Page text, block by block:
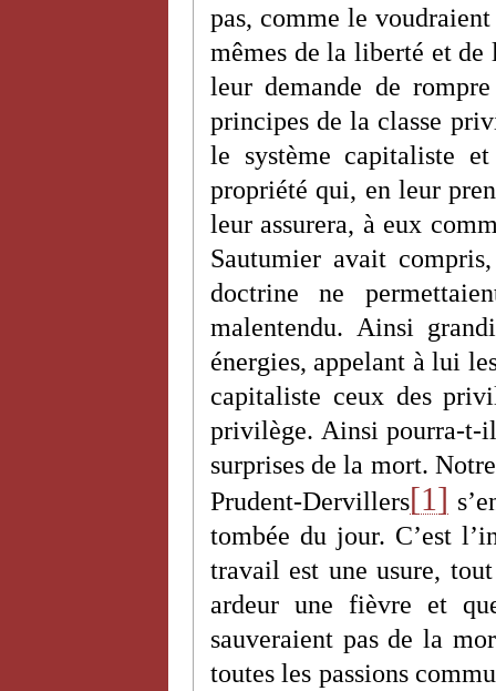
pas, comme le
mêmes de la liberté et
leur demande de
principes de la classe
le système capitaliste
propriété qui, en leur
leur assurera, à eux
Sautumier avait
doctrine ne
malentendu. Ainsi
énergies, appelant à lui
capitaliste ceux des
privilège. Ainsi pourra-t-il
surprises de la mort.
Prudent-Dervillers[1]
tombée du jour. C’est
travail est une usure,
ardeur une fièvre et
sauveraient pas de la
toutes les passions